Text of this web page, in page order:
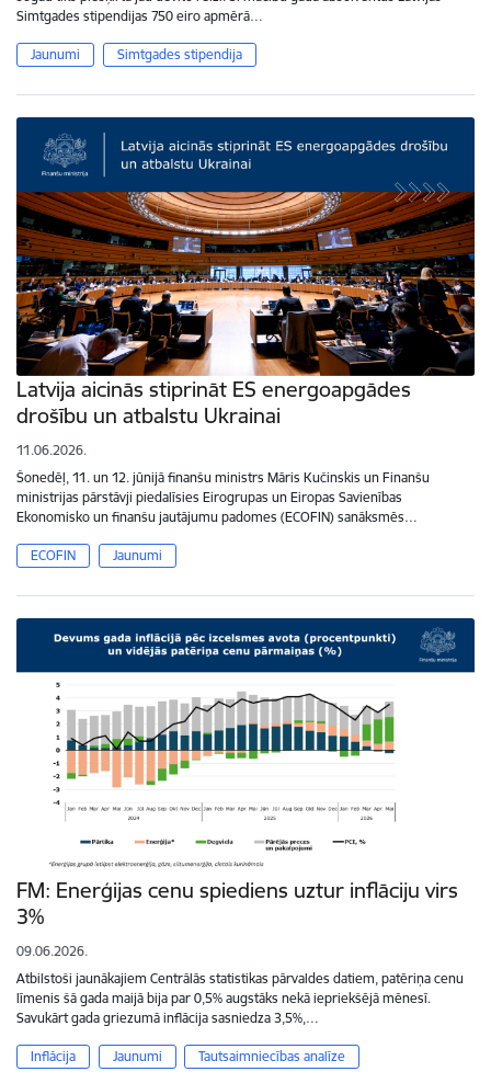
Simtgades stipendijas 750 eiro apmērā…
Jaunumi Simtgades stipendija
Latvija aicinās stiprināt ES energoapgādes
drošību un atbalstu Ukrainai
11.06.2026.
Šonedēļ, 11. un 12. jūnijā finanšu ministrs Māris Kučinskis un Finanšu
ministrijas pārstāvji piedalīsies Eirogrupas un Eiropas Savienības
Ekonomisko un finanšu jautājumu padomes (ECOFIN) sanāksmēs…
ECOFIN Jaunumi
FM: Enerģijas cenu spiediens uztur inflāciju virs
3%
09.06.2026.
Atbilstoši jaunākajiem Centrālās statistikas pārvaldes datiem, patēriņa cenu
līmenis šā gada maijā bija par 0,5% augstāks nekā iepriekšējā mēnesī.
Savukārt gada griezumā inflācija sasniedza 3,5%,…
Inflācija Jaunumi Tautsaimniecības analīze